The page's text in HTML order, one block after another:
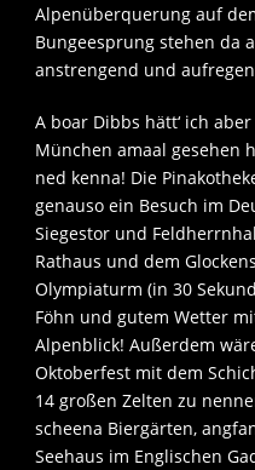
Alpenüberquerung auf
Bungeesprung stehen da
anstrengend und
A boar Dibbs hätt‘ ich
München amaal gesehen
ned kenna! Die
genauso ein Besuch im
Siegestor und
Rathaus und dem
Olympiaturm (in 30
Föhn und gutem Wetter
Alpenblick! Außerdem
Oktoberfest mit dem
14 großen Zelten zu
scheena Biergärten,
Seehaus im Englischen